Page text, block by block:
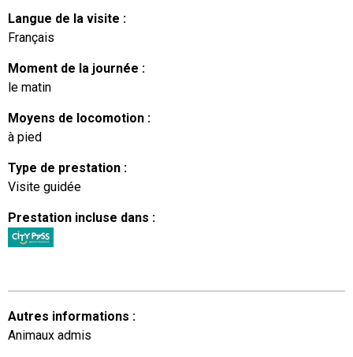
Langue de la visite :
Français
Moment de la journée :
le matin
Moyens de locomotion :
à pied
Type de prestation :
Visite guidée
Prestation incluse dans :
Autres informations :
Animaux admis